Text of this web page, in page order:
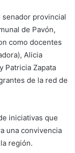
provincial
de Pavón,
como docentes
Alicia
Patricia Zapata
de la red de
iniciativas que
una convivencia
región.